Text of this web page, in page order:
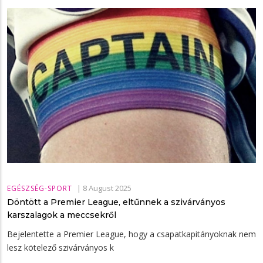
EGÉSZSÉG-SPORT | 8 August 2025
Döntött a Premier League, eltűnnek a szivárványos
karszalagok a meccsekről
Bejelentette a Premier League, hogy a csapatkapitányoknak nem
lesz kötelező szivárványos k